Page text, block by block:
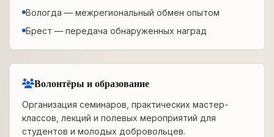
Вологда — межрегиональный обмен опытом
Брест — передача обнаруженных наград
Волонтёры и образование
Организация семинаров, практических мастер-
классов, лекций и полевых мероприятий для
студентов и молодых добровольцев.